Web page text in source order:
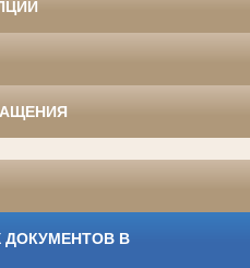
ДОКУМЕНТОВ В